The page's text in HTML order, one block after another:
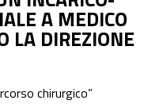
A MEDICO
LA DIREZIONE
chirurgico”